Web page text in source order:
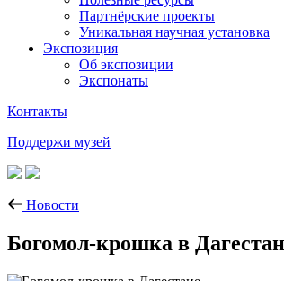
Партнёрские проекты
Уникальная научная установка
Экспозиция
Об экспозиции
Экспонаты
Контакты
Поддержи музей
Новости
Богомол-крошка в